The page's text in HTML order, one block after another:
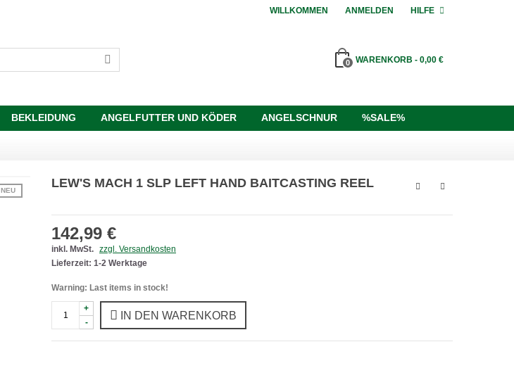
HILFE
ANMELDEN
WILLKOMMEN
0 WARENKORB - 0,00 €
BEKLEIDUNG ANGELFUTTER UND KÖDER ANGELSCHNUR %SALE%
NEU
LEW'S MACH 1 SLP LEFT HAND BAITCASTING REEL
142,99 €
inkl. MwSt. zzgl. Versandkosten
Lieferzeit: 1-2 Werktage
Warning: Last items in stock!
-
+
IN DEN WARENKORB